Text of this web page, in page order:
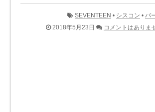
SEVENTEEN • シスコン • バ
2018年5月23日
コメントはありま